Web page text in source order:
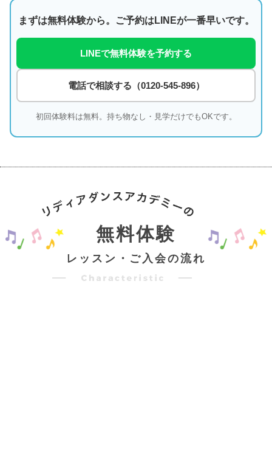
まずは無料体験から。ご予約はLINEが一番早いです。
LINEで無料体験を予約する
電話で相談する（0120-545-896）
初回体験料は無料。持ち物なし・見学だけでもOKです。
無料体験
レッスン・ご入会の流れ